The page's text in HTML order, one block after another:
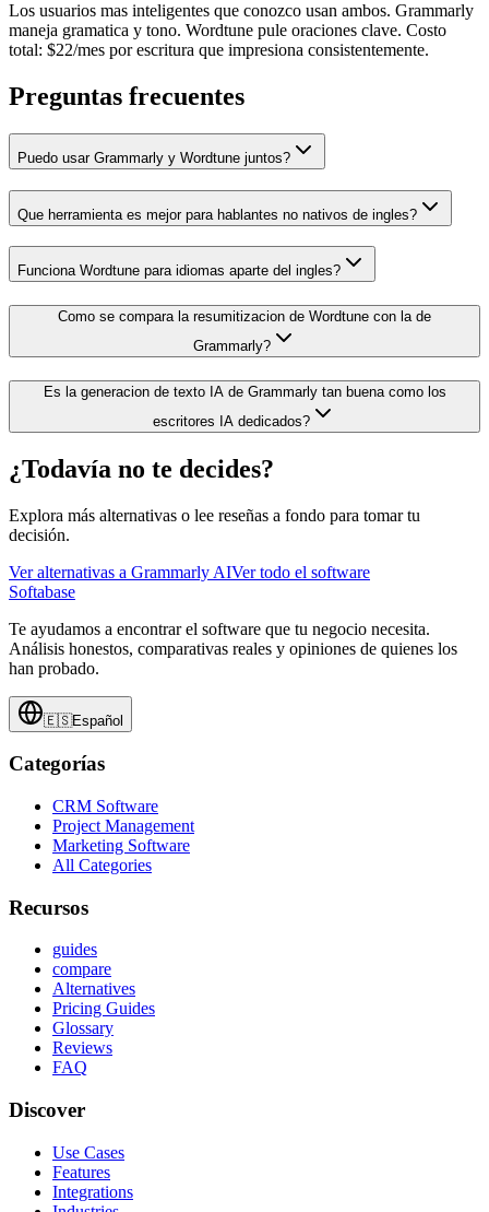
Los usuarios mas inteligentes que conozco usan ambos. Grammarly
maneja gramatica y tono. Wordtune pule oraciones clave. Costo
total: $22/mes por escritura que impresiona consistentemente.
Preguntas frecuentes
Puedo usar Grammarly y Wordtune juntos?
Que herramienta es mejor para hablantes no nativos de ingles?
Funciona Wordtune para idiomas aparte del ingles?
Como se compara la resumitizacion de Wordtune con la de
Grammarly?
Es la generacion de texto IA de Grammarly tan buena como los
escritores IA dedicados?
¿Todavía no te decides?
Explora más alternativas o lee reseñas a fondo para tomar tu
decisión.
Ver alternativas a Grammarly AIVer todo el software
Softabase
Te ayudamos a encontrar el software que tu negocio necesita.
Análisis honestos, comparativas reales y opiniones de quienes los
han probado.
🇪🇸Español
Categorías
CRM Software
Project Management
Marketing Software
All Categories
Recursos
guides
compare
Alternatives
Pricing Guides
Glossary
Reviews
FAQ
Discover
Use Cases
Features
Integrations